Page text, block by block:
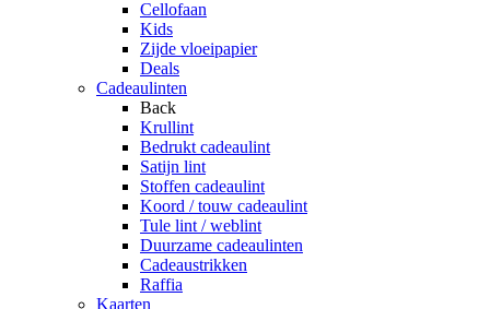
Cellofaan
Kids
Zijde vloeipapier
Deals
Cadeaulinten
Back
Krullint
Bedrukt cadeaulint
Satijn lint
Stoffen cadeaulint
Koord / touw cadeaulint
Tule lint / weblint
Duurzame cadeaulinten
Cadeaustrikken
Raffia
Kaarten